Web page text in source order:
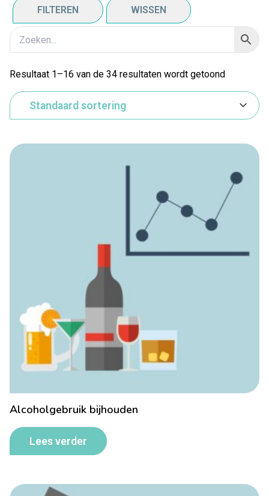
FILTEREN WISSEN
Resultaat 1–16 van de 34 resultaten wordt getoond
Alcoholgebruik bijhouden
Lees verder